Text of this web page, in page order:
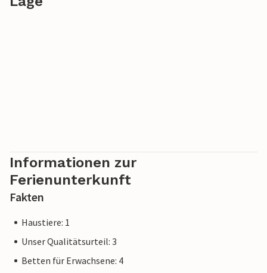
Informationen zur
Ferienunterkunft
Fakten
Haustiere: 1
Unser Qualitätsurteil: 3
Betten für Erwachsene: 4